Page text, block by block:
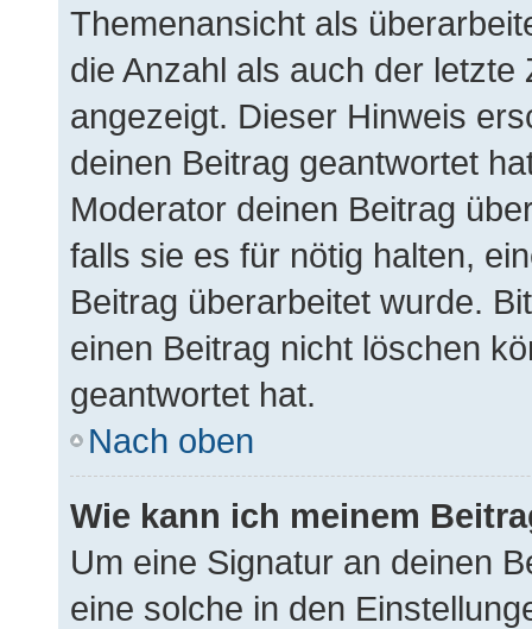
Themenansicht als
die Anzahl als auch der
angezeigt. Dieser Hinweis
deinen Beitrag geantwortet
Moderator deinen Beitrag
falls sie es für nötig halten,
Beitrag überarbeitet wurde.
einen Beitrag nicht löschen
geantwortet hat.
Nach oben
Wie kann ich meinem
Um eine Signatur an deinen
eine solche in den